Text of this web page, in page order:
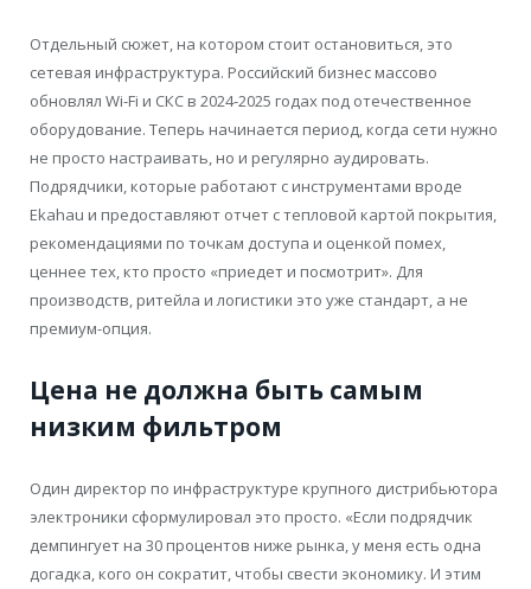
Отдельный сюжет, на котором стоит остановиться, это
сетевая инфраструктура. Российский бизнес массово
обновлял Wi-Fi и СКС в 2024-2025 годах под отечественное
оборудование. Теперь начинается период, когда сети нужно
не просто настраивать, но и регулярно аудировать.
Подрядчики, которые работают с инструментами вроде
Ekahau и предоставляют отчет с тепловой картой покрытия,
рекомендациями по точкам доступа и оценкой помех,
ценнее тех, кто просто «приедет и посмотрит». Для
производств, ритейла и логистики это уже стандарт, а не
премиум-опция.
Цена не должна быть самым
низким фильтром
Один директор по инфраструктуре крупного дистрибьютора
электроники сформулировал это просто. «Если подрядчик
демпингует на 30 процентов ниже рынка, у меня есть одна
догадка, кого он сократит, чтобы свести экономику. И этим